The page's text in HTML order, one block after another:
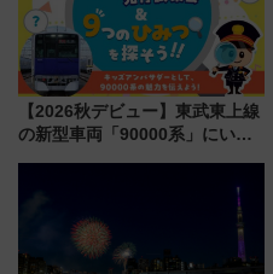
【2026秋デビュー】東武東上線
の新型車両「90000系」にいち